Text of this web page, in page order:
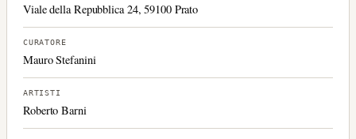
Viale della Repubblica 24, 59100 Prato
CURATORE
Mauro Stefanini
ARTISTI
Roberto Barni